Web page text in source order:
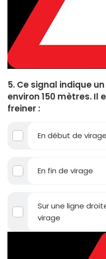
5. Ce signal indique
environ 150 mètres. Il
freiner :
En début de virage
En fin de virage
Sur une ligne
virage